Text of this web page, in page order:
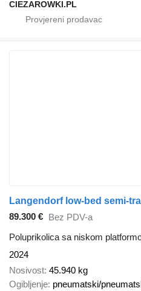
CIEZAROWKI.PL
89.300 € Bez PDV-a
Poluprikolica sa niskom
2024
Nosivost 45.940 kg
Ogibljenje pneumatski/